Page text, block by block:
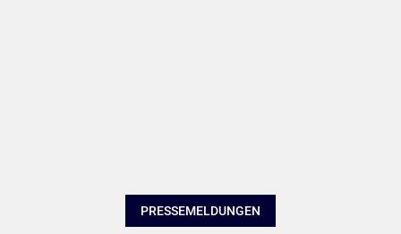
PRESSEMELDUNGEN